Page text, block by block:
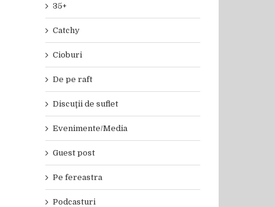
35+
Catchy
Cioburi
De pe raft
Discuţii de suflet
Evenimente/Media
Guest post
Pe fereastra
Podcasturi